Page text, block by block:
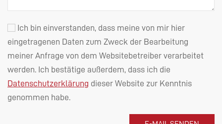
Ich bin einverstanden, dass meine von mir hier
eingetragenen Daten zum Zweck der Bearbeitung
meiner Anfrage von dem Websitebetreiber verarbeitet
werden. Ich bestätige außerdem, dass ich die
Datenschutzerklärung dieser Website zur Kenntnis
genommen habe.